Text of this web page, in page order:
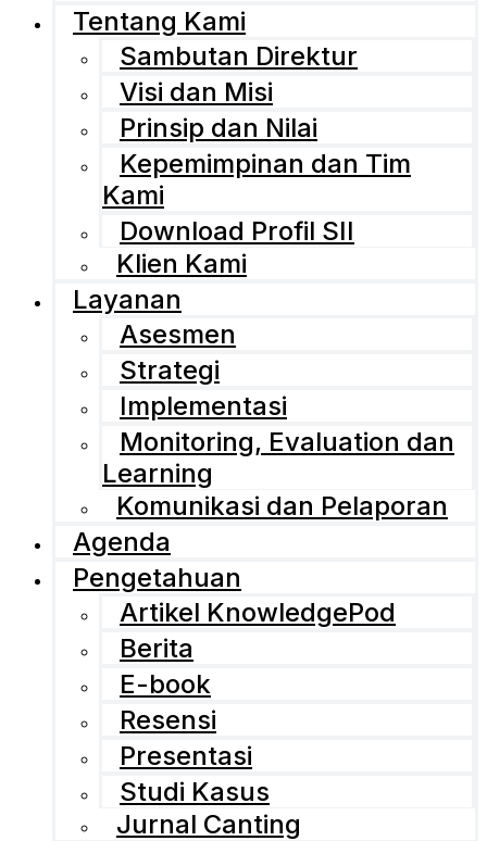
Tentang Kami
Sambutan Direktur
Visi dan Misi
Prinsip dan Nilai
Kepemimpinan dan Tim
Kami
Download Profil SII
Klien Kami
Layanan
Asesmen
Strategi
Implementasi
Monitoring, Evaluation dan
Learning
Komunikasi dan Pelaporan
Agenda
Pengetahuan
Artikel KnowledgePod
Berita
E-book
Resensi
Presentasi
Studi Kasus
Jurnal Canting